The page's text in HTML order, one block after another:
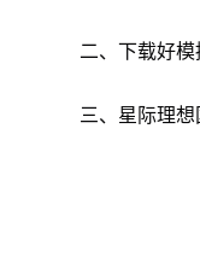
《星际理想国
二、下载好
再参考以下
三、星际理